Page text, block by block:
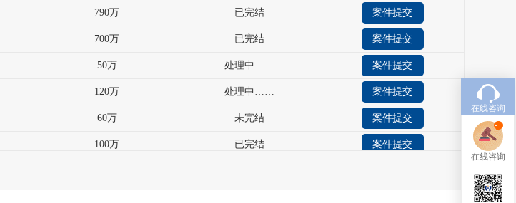
700万 已完结 案件提交
50万 处理中…… 案件提交
120万 处理中…… 案件提交
60万 未完结 案件提交
100万 已完结 案件提交
20万 已完结 案件提交
在线咨询
在线咨询